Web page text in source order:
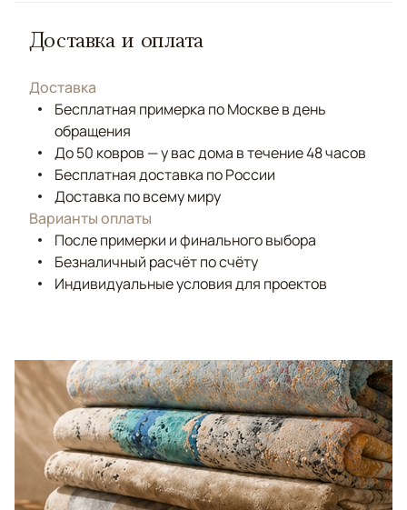
Доставка и оплата
Доставка
Бесплатная примерка по Москве в день
обращения
До 50 ковров — у вас дома в течение 48 часов
Бесплатная доставка по России
Доставка по всему миру
Варианты оплаты
После примерки и финального выбора
Безналичный расчёт по счёту
Индивидуальные условия для проектов